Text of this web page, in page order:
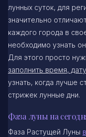
лунных суток, для
значительно
каждого города в
необходимо узнать
Для этого просто
заполнить время,
узнать, когда лучше
стрижек лунные дни.
Фаза луны на
Фаза Растущей Луны